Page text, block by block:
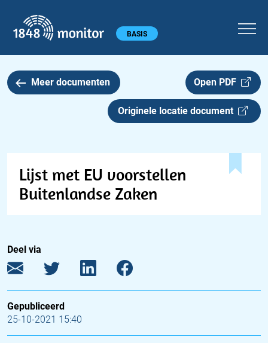
Hoofdmenu BASIS
Meer documenten Open PDF
Originele locatie document
Lijst met EU voorstellen
Buitenlandse Zaken
Deel via
Gepubliceerd
25-10-2021 15:40